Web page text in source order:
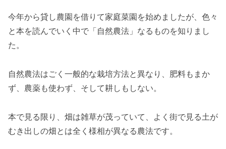
今年から貸し農園を借りて家庭菜園を始めましたが、色々
と本を読んでいく中で「自然農法」なるものを知りまし
た。
自然農法はごく一般的な栽培方法と異なり、肥料もまか
ず、農薬も使わず、そして耕しもしない。
本で見る限り、畑は雑草が茂っていて、よく街で見る土が
むき出しの畑とは全く様相が異なる農法です。